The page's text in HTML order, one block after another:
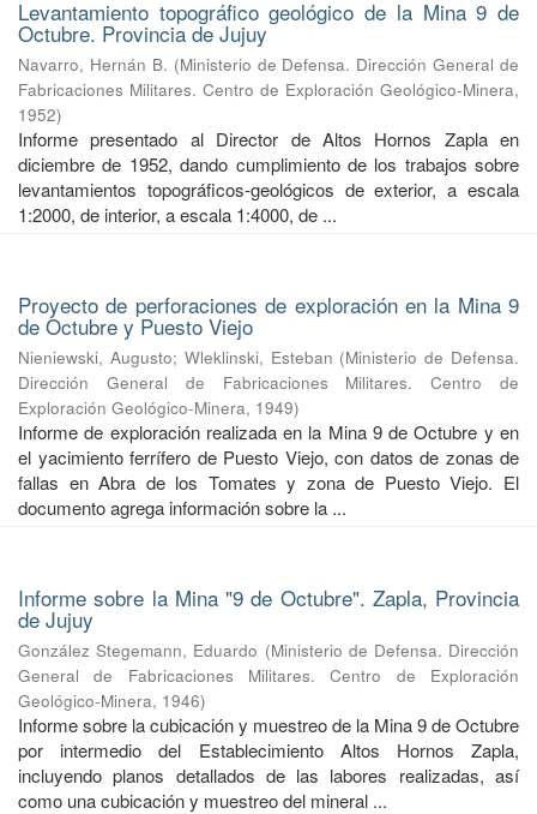
Levantamiento topográfico geológico de la Mina 9 de
Octubre. Provincia de Jujuy
Navarro, Hernán B. (Ministerio de Defensa. Dirección General de
Fabricaciones Militares. Centro de Exploración Geológico-Minera,
1952)
Informe presentado al Director de Altos Hornos Zapla en
diciembre de 1952, dando cumplimiento de los trabajos sobre
levantamientos topográficos-geológicos de exterior, a escala
1:2000, de interior, a escala 1:4000, de ...
Proyecto de perforaciones de exploración en la Mina 9
de Octubre y Puesto Viejo
Nieniewski, Augusto; Wleklinski, Esteban (Ministerio de Defensa.
Dirección General de Fabricaciones Militares. Centro de
Exploración Geológico-Minera, 1949)
Informe de exploración realizada en la Mina 9 de Octubre y en
el yacimiento ferrífero de Puesto Viejo, con datos de zonas de
fallas en Abra de los Tomates y zona de Puesto Viejo. El
documento agrega información sobre la ...
Informe sobre la Mina "9 de Octubre". Zapla, Provincia
de Jujuy
González Stegemann, Eduardo (Ministerio de Defensa. Dirección
General de Fabricaciones Militares. Centro de Exploración
Geológico-Minera, 1946)
Informe sobre la cubicación y muestreo de la Mina 9 de Octubre
por intermedio del Establecimiento Altos Hornos Zapla,
incluyendo planos detallados de las labores realizadas, así
como una cubicación y muestreo del mineral ...